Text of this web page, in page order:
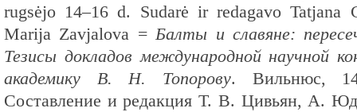
rugsėjo 14–16 d. Sudarė ir redagavo Tatjana
Marija Zavjalova =Балты и славяне:
Тезисы докладов международной научной
академику В. Н. Топорову. Вильнюс,
Составление и редакция Т. В. Цивьян, А.